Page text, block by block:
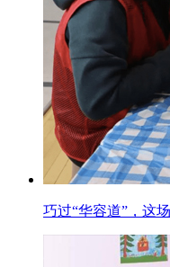
巧过“华容道”，这